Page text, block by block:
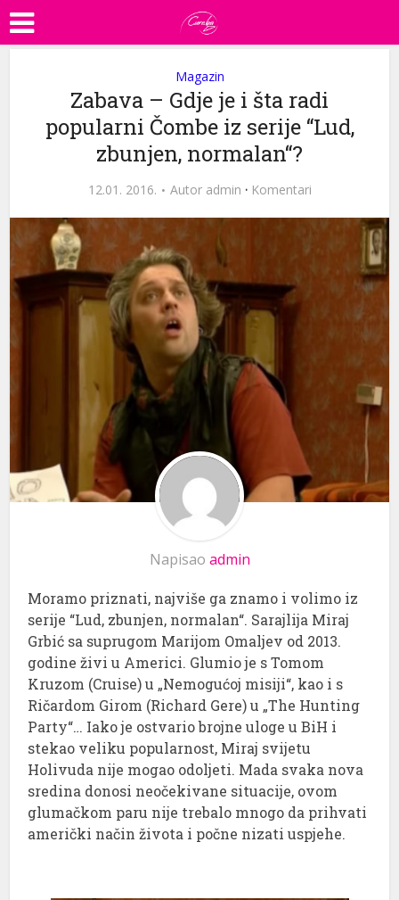
Magazin
Zabava – Gdje je i šta radi
popularni Čombe iz serije “Lud,
zbunjen, normalan“?
12.01. 2016. Autor admin · Komentari
Napisao admin
Moramo priznati, najviše ga znamo i volimo iz
serije “Lud, zbunjen, normalan“. Sarajlija Miraj
Grbić sa suprugom Marijom Omaljev od 2013.
godine živi u Americi. Glumio je s Tomom
Kruzom (Cruise) u „Nemogućoj misiji“, kao i s
Ričardom Girom (Richard Gere) u „The Hunting
Party“… Iako je ostvario brojne uloge u BiH i
stekao veliku popularnost, Miraj svijetu
Holivuda nije mogao odoljeti. Mada svaka nova
sredina donosi neočekivane situacije, ovom
glumačkom paru nije trebalo mnogo da prihvati
američki način života i počne nizati uspjehe.